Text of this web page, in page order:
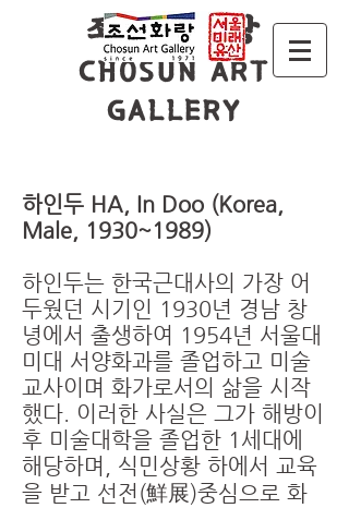
조 선 화 랑
CHOSUN ART
GALLERY
하인두 HA, In Doo (Korea,
Male, 1930~1989)
하인두는 한국근대사의 가장 어
두웠던 시기인 1930년 경남 창
녕에서 출생하여 1954년 서울대
미대 서양화과를 졸업하고 미술
교사이며 화가로서의 삶을 시작
했다. 이러한 사실은 그가 해방이
후 미술대학을 졸업한 1세대에
해당하며, 식민상황 하에서 교육
을 받고 선전(鮮展)중심으로 화